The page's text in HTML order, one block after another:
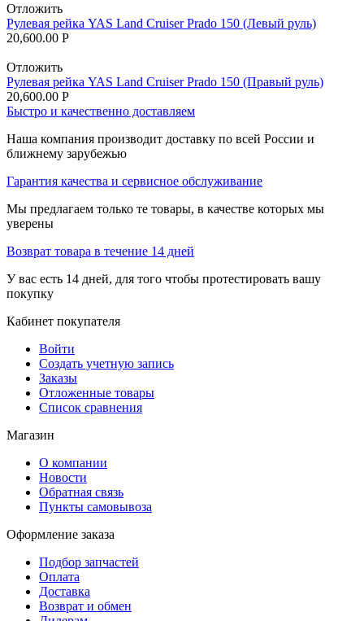
Отложить
Рулевая рейка YAS Land Cruiser Prado 150 (Левый руль)
20,600.00 Р
Отложить
Рулевая рейка YAS Land Cruiser Prado 150 (Правый руль)
20,600.00 Р
Быстро и качественно доставляем
Наша компания производит доставку по всей России и
ближнему зарубежью
Гарантия качества и сервисное обслуживание
Мы предлагаем только те товары, в качестве которых мы
уверены
Возврат товара в течение 14 дней
У вас есть 14 дней, для того чтобы протестировать вашу
покупку
Кабинет покупателя
Войти
Создать учетную запись
Заказы
Отложенные товары
Список сравнения
Магазин
О компании
Новости
Обратная связь
Пункты самовывоза
Оформление заказа
Подбор запчастей
Оплата
Доставка
Возврат и обмен